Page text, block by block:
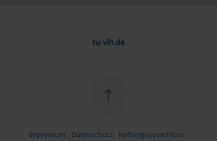
zu vlh.de
Impressum Datenschutz
Haftungsausschluss